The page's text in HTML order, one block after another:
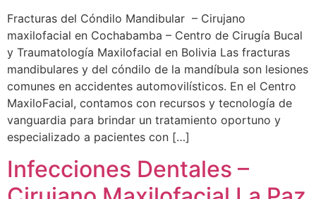
Fracturas del Cóndilo Mandibular – Cirujano
maxilofacial en Cochabamba – Centro de Cirugía Bucal
y Traumatología Maxilofacial en Bolivia Las fracturas
mandibulares y del cóndilo de la mandíbula son lesiones
comunes en accidentes automovilísticos. En el Centro
MaxiloFacial, contamos con recursos y tecnología de
vanguardia para brindar un tratamiento oportuno y
especializado a pacientes con […]
Infecciones Dentales –